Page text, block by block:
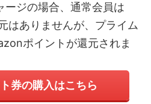
ージの場合、通常会員は
はありませんが、プライム
ポイントが還元されま
券の購入はこちら